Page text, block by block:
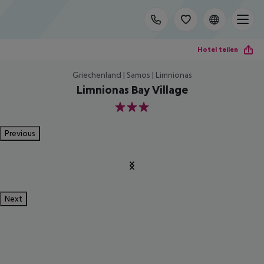
Hotel teilen
Griechenland | Samos | Limnionas
Limnionas Bay Village
3
Previous
Next